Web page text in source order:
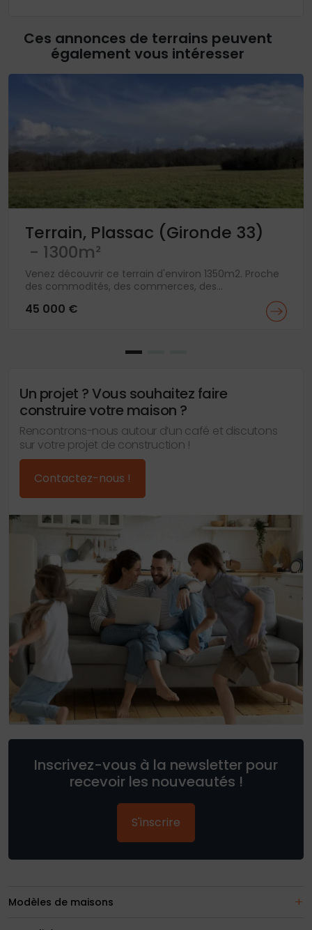
Ces annonces de terrains peuvent
également vous intéresser
Terrain, Plassac (Gironde 33)
- 1300m²
Venez découvrir ce terrain d'environ 1350m2. Proche
des commodités, des commerces, des...
45 000 €
Un projet ? Vous souhaitez faire
construire votre maison ?
Rencontrons-nous autour d’un café et discutons
sur votre projet de construction !
Contactez-nous !
Inscrivez-vous à la newsletter pour
recevoir les nouveautés !
S'inscrire
Modèles de maisons